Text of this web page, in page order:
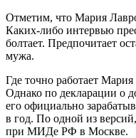
Отметим, что Мария
Каких-либо интервью
болтает. Предпочитает
мужа.
Где точно работает
Однако по декларации о
его официально
в год. По одной из
при МИДе РФ в Москве.